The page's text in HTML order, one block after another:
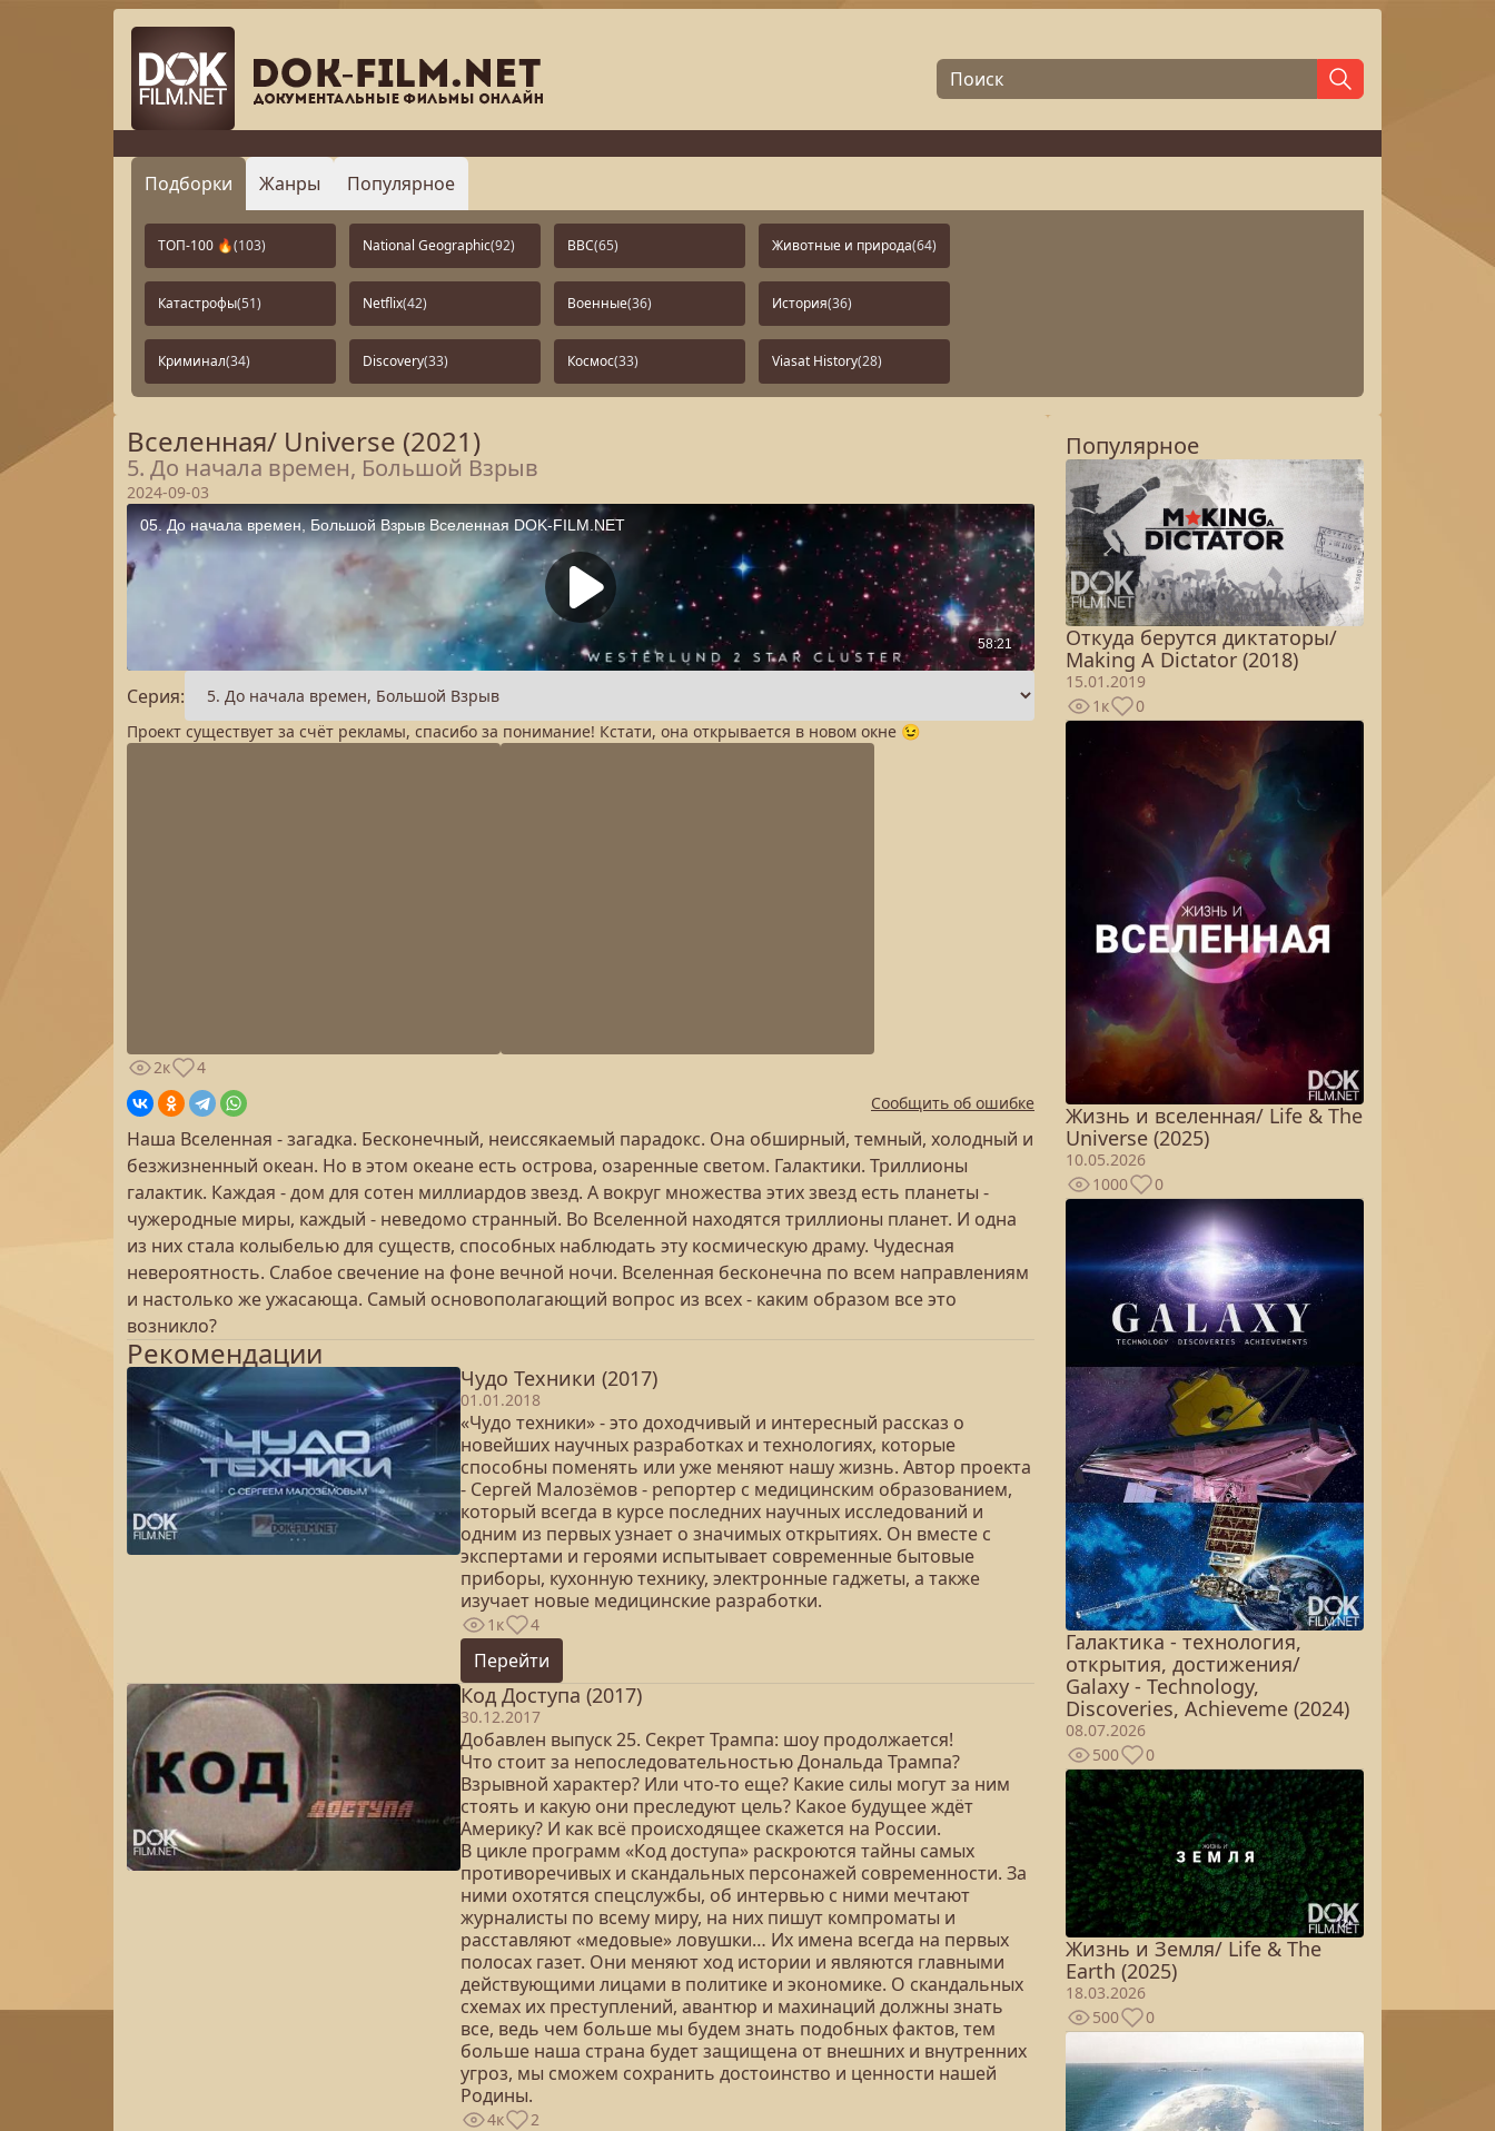
Подборки Жанры Популярное
ТОП-100 🔥(103) National Geographic(92) BBC(65) Животные и природа(64)
Катастрофы(51) Netflix(42) Военные(36) История(36)
Криминал(34) Discovery(33) Космос(33) Viasat History(28)
Вселенная/ Universe (2021)
5. До начала времен, Большой Взрыв
2024-09-03
Серия:
Проект существует за счёт рекламы, спасибо за понимание! Кстати, она открывается в новом окне 😉
2к
4
Сообщить об ошибке
Наша Вселенная - загадка. Бесконечный, неиссякаемый парадокс. Она обширный, темный, холодный и
безжизненный океан. Но в этом океане есть острова, озаренные светом. Галактики. Триллионы
галактик. Каждая - дом для сотен миллиардов звезд. А вокруг множества этих звезд есть планеты -
чужеродные миры, каждый - неведомо странный. Во Вселенной находятся триллионы планет. И одна
из них стала колыбелью для существ, способных наблюдать эту космическую драму. Чудесная
невероятность. Слабое свечение на фоне вечной ночи. Вселенная бесконечна по всем направлениям
и настолько же ужасающа. Самый основополагающий вопрос из всех - каким образом все это
возникло?
Рекомендации
Чудо Техники (2017)
01.01.2018
«Чудо техники» - это доходчивый и интересный рассказ о
новейших научных разработках и технологиях, которые
способны поменять или уже меняют нашу жизнь. Автор проекта
- Сергей Малозёмов - репортер с медицинским образованием,
который всегда в курсе последних научных исследований и
одним из первых узнает о значимых открытиях. Он вместе с
экспертами и героями испытывает современные бытовые
приборы, кухонную технику, электронные гаджеты, а также
изучает новые медицинские разработки.
1к 4
Перейти
Код Доступа (2017)
30.12.2017
Добавлен выпуск 25. Секрет Трампа: шоу продолжается!
Что стоит за непоследовательностью Дональда Трампа?
Взрывной характер? Или что-то еще? Какие силы могут за ним
стоять и какую они преследуют цель? Какое будущее ждёт
Америку? И как всё происходящее скажется на России.
В цикле программ «Код доступа» раскроются тайны самых
противоречивых и скандальных персонажей современности. За
ними охотятся спецслужбы, об интервью с ними мечтают
журналисты по всему миру, на них пишут компроматы и
расставляют «медовые» ловушки… Их имена всегда на первых
полосах газет. Они меняют ход истории и являются главными
действующими лицами в политике и экономике. О скандальных
схемах их преступлений, авантюр и махинаций должны знать
все, ведь чем больше мы будем знать подобных фактов, тем
больше наша страна будет защищена от внешних и внутренних
угроз, мы сможем сохранить достоинство и ценности нашей
Родины.
4к 2
Популярное
Откуда берутся диктаторы/
Making A Dictator (2018)
15.01.2019
1к
0
Жизнь и вселенная/ Life & The
Universe (2025)
10.05.2026
1000
0
Галактика - технология,
открытия, достижения/
Galaxy - Technology,
Discoveries, Achieveme (2024)
08.07.2026
500
0
Жизнь и Земля/ Life & The
Earth (2025)
18.03.2026
500
0